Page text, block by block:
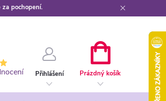
pochopení.
Přihlášení
KOŠÍK
Prázdný košík